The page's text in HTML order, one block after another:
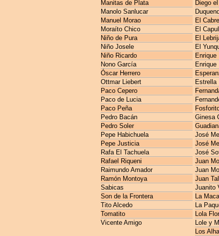
Manitas de Plata
Manolo Sanlucar
Manuel Morao
Moraíto Chico
Niño de Pura
Niño Josele
Niño Ricardo
Nono García
Óscar Herrero
Ottmar Liebert
Paco Cepero
Paco de Lucia
Paco Peña
Pedro Bacán
Pedro Soler
Pepe Habichuela
Pepe Justicia
Rafa El Tachuela
Rafael Riqueni
Raimundo Amador
Ramón Montoya
Sabicas
Son de la Frontera
Tito Alcedo
Tomatito
Vicente Amigo
Diego
El
El
El
El
Enrique
Estrella
Ginesa
José
José
José
Juan
Juan
Juan
Juanito
La
La
Lola
Lole y
Los